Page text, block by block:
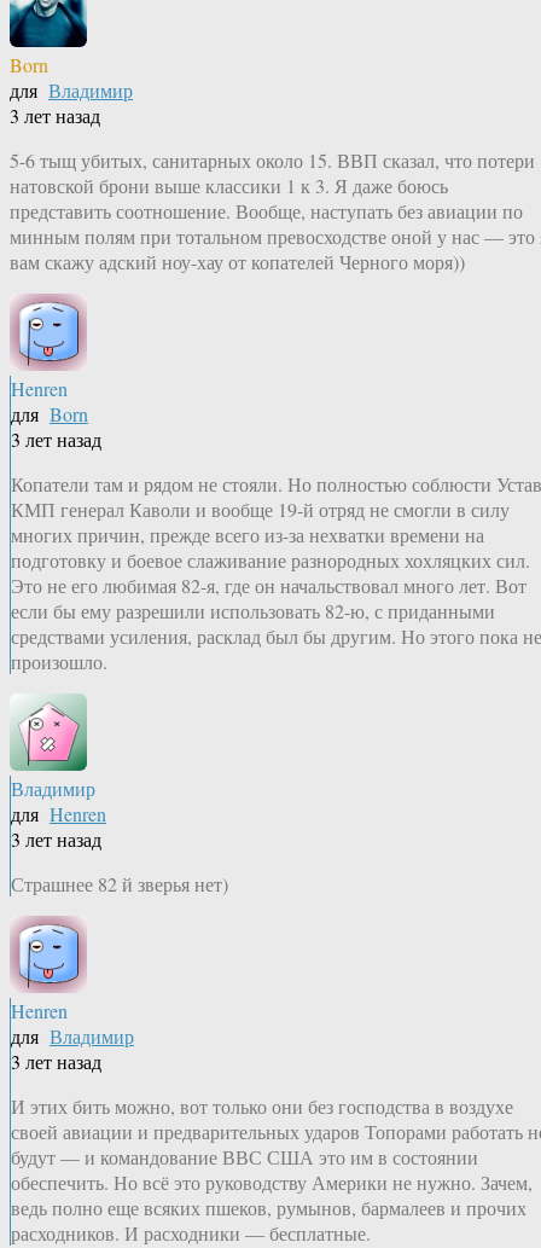
Born
для Владимир
3 лет назад
5-6 тыщ убитых, санитарных около 15. ВВП сказал, что потери
натовской брони выше классики 1 к 3. Я даже боюсь
представить соотношение. Вообще, наступать без авиации по
минным полям при тотальном превосходстве оной у нас — это
вам скажу адский ноу-хау от копателей Черного моря))
Henren
для Born
3 лет назад
Копатели там и рядом не стояли. Но полностью соблюсти Устав
КМП генерал Каволи и вообще 19-й отряд не смогли в силу
многих причин, прежде всего из-за нехватки времени на
подготовку и боевое слаживание разнородных хохляцких сил.
Это не его любимая 82-я, где он начальствовал много лет. Вот
если бы ему разрешили использовать 82-ю, с приданными
средствами усиления, расклад был бы другим. Но этого пока не
произошло.
Владимир
для Henren
3 лет назад
Страшнее 82 й зверья нет)
Henren
для Владимир
3 лет назад
И этих бить можно, вот только они без господства в воздухе
своей авиации и предварительных ударов Топорами работать
будут — и командование ВВС США это им в состоянии
обеспечить. Но всё это руководству Америки не нужно. Зачем,
ведь полно еще всяких пшеков, румынов, бармалеев и прочих
расходников. И расходники — бесплатные.